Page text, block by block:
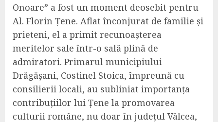
Onoare” a fost un moment deosebit pentru
Al. Florin Țene. Aflat înconjurat de familie și
prieteni, el a primit recunoașterea
meritelor sale într-o sală plină de
admiratori. Primarul municipiului
Drăgășani, Costinel Stoica, împreună cu
consilierii locali, au subliniat importanța
contribuțiilor lui Țene la promovarea
culturii române, nu doar în județul Vâlcea,